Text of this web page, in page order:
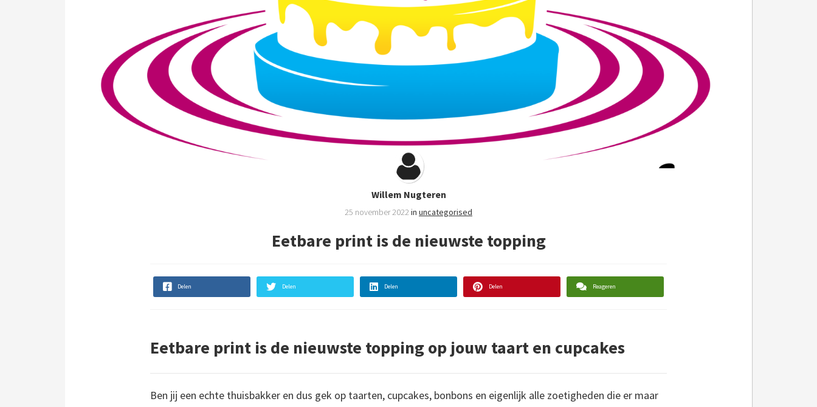
Willem Nugteren
25 november 2022 in uncategorised
Eetbare print is de nieuwste topping
Delen Delen Delen Delen Reageren
Eetbare print is de nieuwste topping op jouw taart en cupcakes
Ben jij een echte thuisbakker en dus gek op taarten, cupcakes, bonbons en eigenlijk alle zoetigheden die er maar